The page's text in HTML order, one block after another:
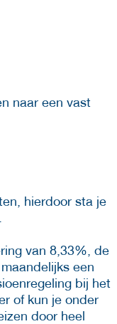
naar een vast
hierdoor sta je
van 8,33%, de
een
bij het
of kun je onder
door heel